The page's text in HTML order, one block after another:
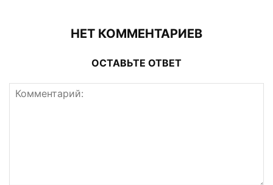
НЕТ КОММЕНТАРИЕВ
ОСТАВЬТЕ ОТВЕТ